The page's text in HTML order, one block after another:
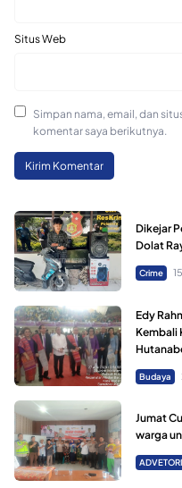
Situs Web
Simpan nama, email, dan
komentar saya berikutnya.
Dikejar
Dolat
Crime
Edy
Kembali
Budaya
Jumat
warga